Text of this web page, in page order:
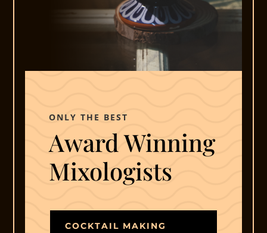
ONLY THE BEST
Award Winning
Mixologists
COCKTAIL MAKING